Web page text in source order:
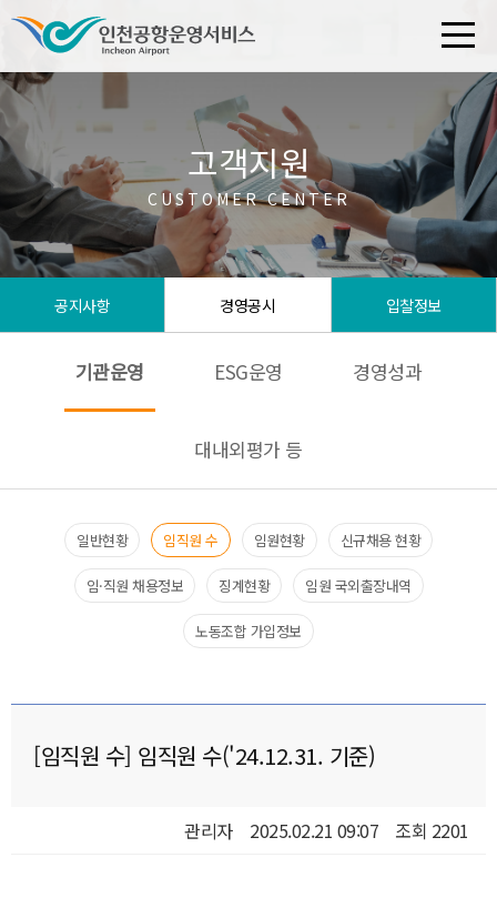
공지사항 경영공시 입찰정보
고객지원
CUSTOMER CENTER
기관운영 ESG운영 경영성과
대내외평가 등
일반현황​ 임직원 수​ 임원현황​ 신규채용 현황​
임·직원 채용정보 징계현황 임원 국외출장내역​
노동조합 가입정보
[임직원 수] 임직원 수('24.12.31. 기준)
관리자 2025.02.21 09:07 조회 2201